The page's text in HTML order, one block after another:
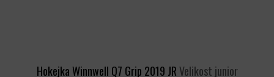
Hokejka Winnwell Q7 Grip 2019 JR Velikost junior